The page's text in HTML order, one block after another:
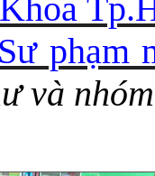
Sư phạm
và